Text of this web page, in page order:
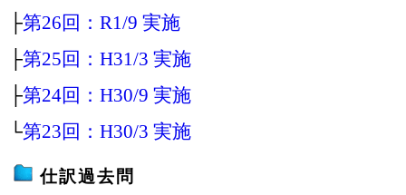
├第26回：R1/9 実施
├第25回：H31/3 実施
├第24回：H30/9 実施
└第23回：H30/3 実施
仕訳過去問